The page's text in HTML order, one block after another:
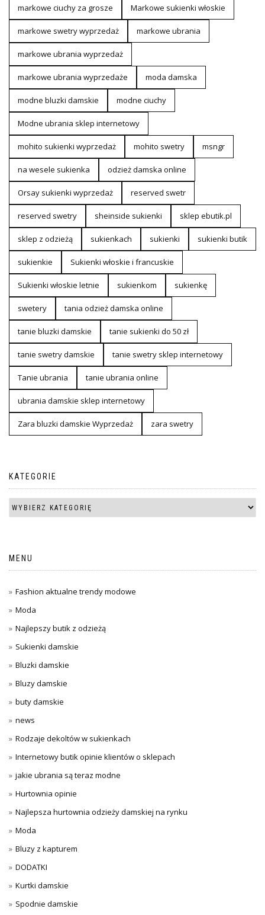
markowe ciuchy za grosze Markowe sukienki włoskie
markowe swetry wyprzedaż markowe ubrania
markowe ubrania wyprzedaż
markowe ubrania wyprzedaże moda damska
modne bluzki damskie modne ciuchy
Modne ubrania sklep internetowy
mohito sukienki wyprzedaż mohito swetry msngr
na wesele sukienka odzież damska online
Orsay sukienki wyprzedaż reserved swetr
reserved swetry sheinside sukienki sklep ebutik.pl
sklep z odzieżą sukienkach sukienki sukienki butik
sukienkie Sukienki włoskie i francuskie
Sukienki włoskie letnie sukienkom sukienkę
swetery tania odzież damska online
tanie bluzki damskie tanie sukienki do 50 zł
tanie swetry damskie tanie swetry sklep internetowy
Tanie ubrania tanie ubrania online
ubrania damskie sklep internetowy
Zara bluzki damskie Wyprzedaż zara swetry
KATEGORIE
MENU
Fashion aktualne trendy modowe
Moda
Najlepszy butik z odzieżą
Sukienki damskie
Bluzki damskie
Bluzy damskie
buty damskie
news
Rodzaje dekoltów w sukienkach
Internetowy butik opinie klientów o sklepach
jakie ubrania są teraz modne
Hurtownia opinie
Najlepsza hurtownia odzieży damskiej na rynku
Moda
Bluzy z kapturem
DODATKI
Kurtki damskie
Spodnie damskie